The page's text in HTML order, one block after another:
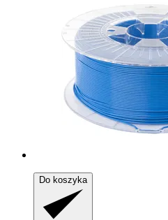
Do koszyka